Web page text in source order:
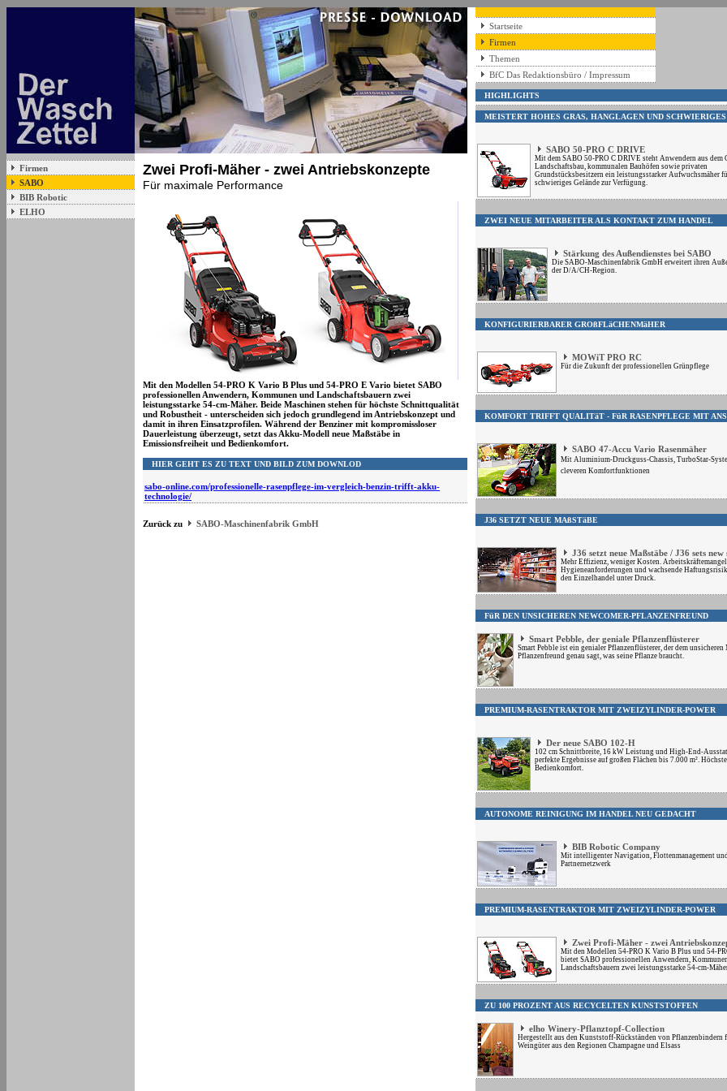
Firmen
SABO
BIB Robotic
ELHO
Zwei Profi-Mäher - zwei Antriebskonzepte
Für maximale Performance
Mit den Modellen 54-PRO K Vario B Plus und 54-PRO E Vario bietet SABO
professionellen Anwendern, Kommunen und Landschaftsbauern zwei
leistungsstarke 54-cm-Mäher. Beide Maschinen stehen für höchste Schnittqualität
und Robustheit - unterscheiden sich jedoch grundlegend im Antriebskonzept und
damit in ihren Einsatzprofilen. Während der Benziner mit kompromissloser
Dauerleistung überzeugt, setzt das Akku-Modell neue Maßstäbe in
Emissionsfreiheit und Bedienkomfort.
HIER GEHT ES ZU TEXT UND BILD ZUM DOWNLOD
sabo-online.com/professionelle-rasenpflege-im-vergleich-benzin-trifft-akku-
technologie/
Zurück zu SABO-Maschinenfabrik GmbH
Startseite
Firmen
Themen
BfC Das Redaktionsbüro / Impressum
HIGHLIGHTS
MEISTERT HOHES GRAS, HANGLAGEN UND SCHWIERIGES
SABO 50-PRO C DRIVE
Mit dem SABO 50-PRO C DRIVE steht Anwendern aus dem
Landschaftsbau, kommunalen Bauhöfen sowie privaten
Grundstücksbesitzern ein leistungsstarker Aufwuchsmäher
schwieriges Gelände zur Verfügung.
ZWEI NEUE MITARBEITER ALS KONTAKT ZUM HANDEL
Stärkung des Außendienstes bei SABO
Die SABO-Maschinenfabrik GmbH erweitert ihren
der D/A/CH-Region.
KONFIGURIERBARER GROßFLäCHENMäHER
MOWiT PRO RC
Für die Zukunft der professionellen Grünpflege
KOMFORT TRIFFT QUALITäT - FüR RASENPFLEGE MIT
SABO 47-Accu Vario Rasenmäher
Mit Aluminium-Druckguss-Chassis, TurboStar-
cleveren Komfortfunktionen
J36 SETZT NEUE MAßSTäBE
J36 setzt neue Maßstäbe / J36 sets new
Mehr Effizienz, weniger Kosten.
Hygieneanforderungen und wachsende
den Einzelhandel unter Druck.
FüR DEN UNSICHEREN NEWCOMER-PFLANZENFREUND
Smart Pebble, der geniale Pflanzenflüsterer
Smart Pebble ist ein genialer Pflanzenflüsterer, der dem unsicheren
Pflanzenfreund genau sagt, was seine Pflanze braucht.
PREMIUM-RASENTRAKTOR MIT ZWEIZYLINDER-POWER
Der neue SABO 102-H
102 cm Schnittbreite, 16 kW Leistung und High-End-
perfekte Ergebnisse auf großen Flächen bis 7.000 m².
Bedienkomfort.
AUTONOME REINIGUNG IM HANDEL NEU GEDACHT
BIB Robotic Company
Mit intelligenter Navigation, Flottenmanagement
Partnernetzwerk
PREMIUM-RASENTRAKTOR MIT ZWEIZYLINDER-POWER
Zwei Profi-Mäher - zwei
Mit den Modellen 54-PRO K Vario B Plus und 54-
bietet SABO professionellen Anwendern,
Landschaftsbauern zwei leistungsstarke 54-cm-
ZU 100 PROZENT AUS RECYCELTEN KUNSTSTOFFEN
elho Winery-Pflanztopf-Collection
Hergestellt aus den Kunststoff-Rückständen von Pflanzenbindern
Weingüter aus den Regionen Champagne und Elsass